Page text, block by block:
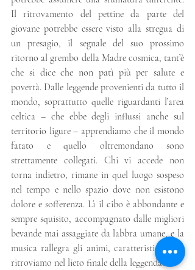
Il ritrovamento del pettine da parte del
giovane potrebbe essere visto alla stregua di
un presagio, il segnale del suo prossimo
ritorno al grembo della Madre cosmica, tant’è
che si dice che non patì più per salute e
povertà. Dalle leggende provenienti da tutto il
mondo, soprattutto quelle riguardanti l’area
celtica – che ebbe degli influssi anche sul
territorio ligure – apprendiamo che il mondo
fatato e quello oltremondano sono
strettamente collegati. Chi vi accede non
torna indietro, rimane in quel luogo sospeso
nel tempo e nello spazio dove non esistono
dolore e sofferenza. Lì il cibo è abbondante e
sempre squisito, accompagnato dalle migliori
bevande mai assaggiate da labbra umane, e la
musica rallegra gli animi, caratteristiche che
ritroviamo nel lieto finale della leggenda.